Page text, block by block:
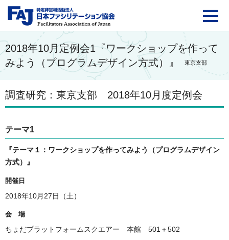
FAJ：特定非営利活動
2018年10月定例会1『ワークショップを作って
みよう（プログラムデザイン方式）』
東京支部
調査研究：東京支部 2018年10月度定例会
テーマ1
『テーマ１：ワークショップを作ってみよう（プログラムデザイン
方式）
』
開催日
2018年10月27日（土）
会 場
ちょだプラットフォームスクエアー 本館 501＋502